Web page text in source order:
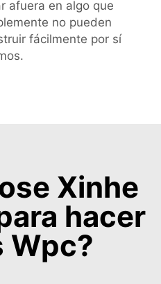
afuera en algo que
no pueden
fácilmente por sí
Xinhe
hacer
Wpc?